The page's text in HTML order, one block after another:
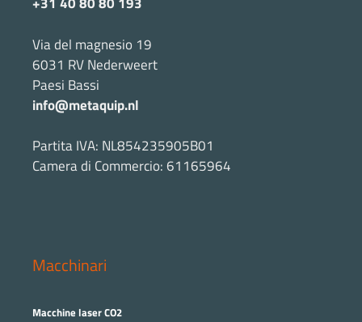
Via del magnesio 19
6031 RV Nederweert
Paesi Bassi
info@metaquip.nl
Partita IVA: NL854235905B01
Camera di Commercio: 61165964
Macchinari
Macchine laser CO2